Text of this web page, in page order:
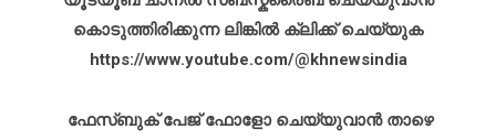
കൊടുത്തിരിക്കുന്ന ലിങ്കിൽ ക്ലിക്ക് ചെയ്യുക
https://www.youtube.com/@khnewsindia
ഫേസ്ബുക് പേജ് ഫോളോ ചെയ്യുവാൻ താഴെ